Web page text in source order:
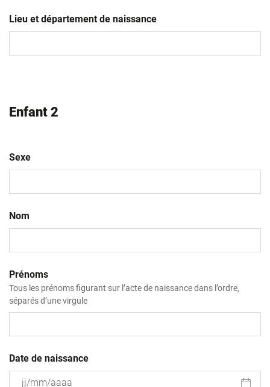
slash
MM
Lieu et département de naissance
Enfant 2
Sexe
Nom
Prénoms
Tous les prénoms figurant sur l’acte de naissance dans l’ordre,
séparés d’une virgule
Date de naissance